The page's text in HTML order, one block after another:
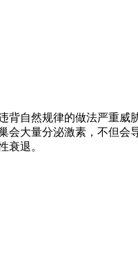
背自然规律的做法严重威
会大量分泌激素，不但会
衰退。